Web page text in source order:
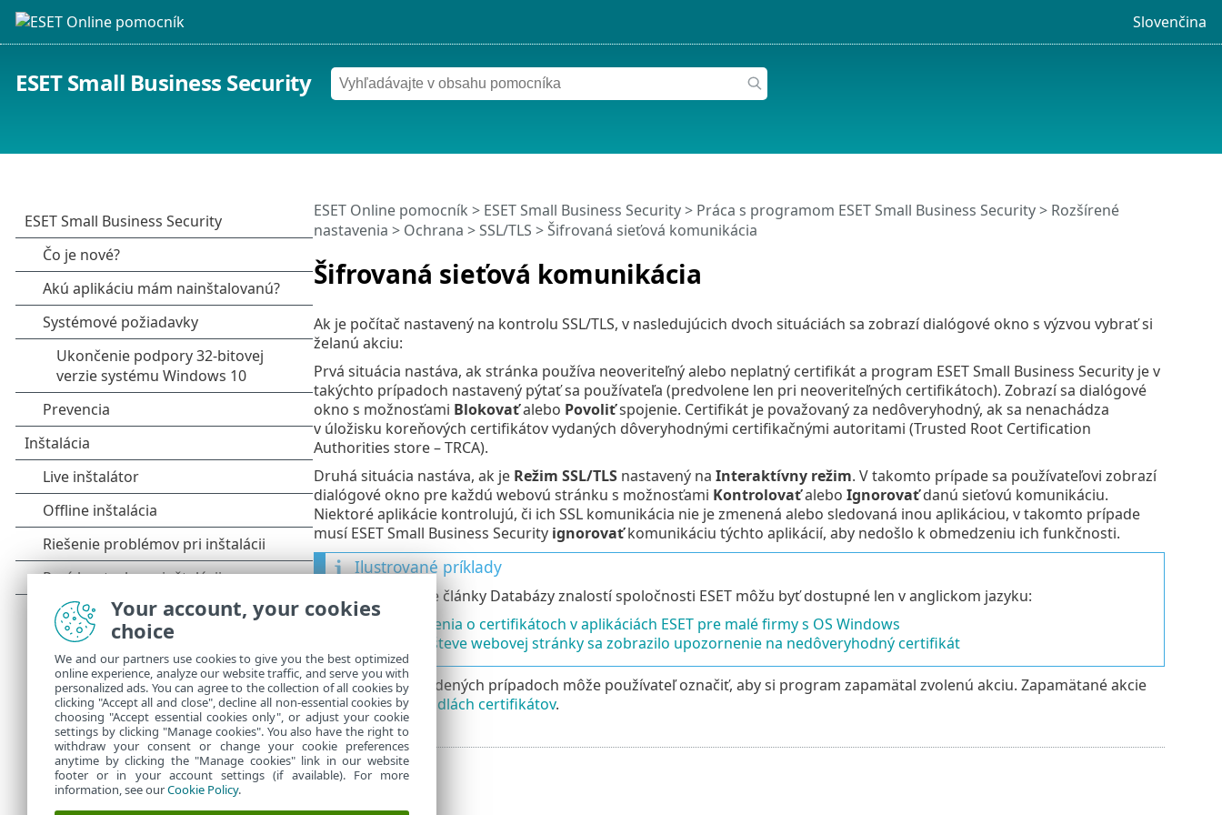
Slovenčina
ESET Small Business Security
Šifrovaná sieťová komunikácia
ESET Online pomocník > ESET Small Business Security> Práca s programom ESET Small Business Security> Rozšírené
nastavenia > Ochrana >SSL/TLS > Šifrovaná sieťová komunikácia
Ak je počítač nastavený na kontrolu SSL/TLS, v nasledujúcich dvoch situáciách sa zobrazí dialógové okno s výzvou vybrať si
želanú akciu:
Prvá situácia nastáva, ak stránka používa neoveriteľný alebo neplatný certifikát a program ESET Small Business Security je v
takýchto prípadoch nastavený pýtať sa používateľa (predvolene len pri neoveriteľných certifikátoch). Zobrazí sa dialógové
okno s možnosťami Blokovaťalebo Povoliťspojenie. Certifikát je považovaný za nedôveryhodný, ak sa nenachádza
v úložisku koreňových certifikátov vydaných dôveryhodnými certifikačnými autoritami (Trusted Root Certification
Authorities store – TRCA).
Druhá situácia nastáva, ak je Režim SSL/TLSnastavený na Interaktívny režim. V takomto prípade sa používateľovi zobrazí
dialógové okno pre každú webovú stránku s možnosťami Kontrolovaťalebo Ignorovaťdanú sieťovú komunikáciu.
Niektoré aplikácie kontrolujú, či ich SSL komunikácia nie je zmenená alebo sledovaná inou aplikáciou, v takomto prípade
musí ESET Small Business Security ignorovaťkomunikáciu týchto aplikácií, aby nedošlo k obmedzeniu ich funkčnosti.
Ilustrované príklady
Nasledujúce články Databázy znalostí spoločnosti ESET môžu byť dostupné len v anglickom jazyku:
Oznámenia o certifikátoch v aplikáciách ESET pre malé firmy s OS Windows
Pri návšteve webovej stránky sa zobrazilo upozornenie na nedôveryhodný certifikát
V oboch hore uvedených prípadoch môže používateľ označiť, aby si program zapamätal zvolenú akciu. Zapamätané akcie
sú uložené vpravidlách certifikátov.
Your account, your cookies
choice
We and our partners use cookies to give you the best optimized
online experience, analyze our website traffic, and serve you with
personalized ads. You can agree to the collection of all cookies by
clicking "Accept all and close", decline all non-essential cookies by
choosing "Accept essential cookies only", or adjust your cookie
settings by clicking "Manage cookies". You also have the right to
withdraw your consent or change your cookie preferences
anytime by clicking the "Manage cookies" link in our website
footer or in your account settings (if available). For more
information, see ourCookie Policy.